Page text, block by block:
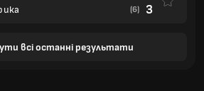
(6) 3
всі останні результати